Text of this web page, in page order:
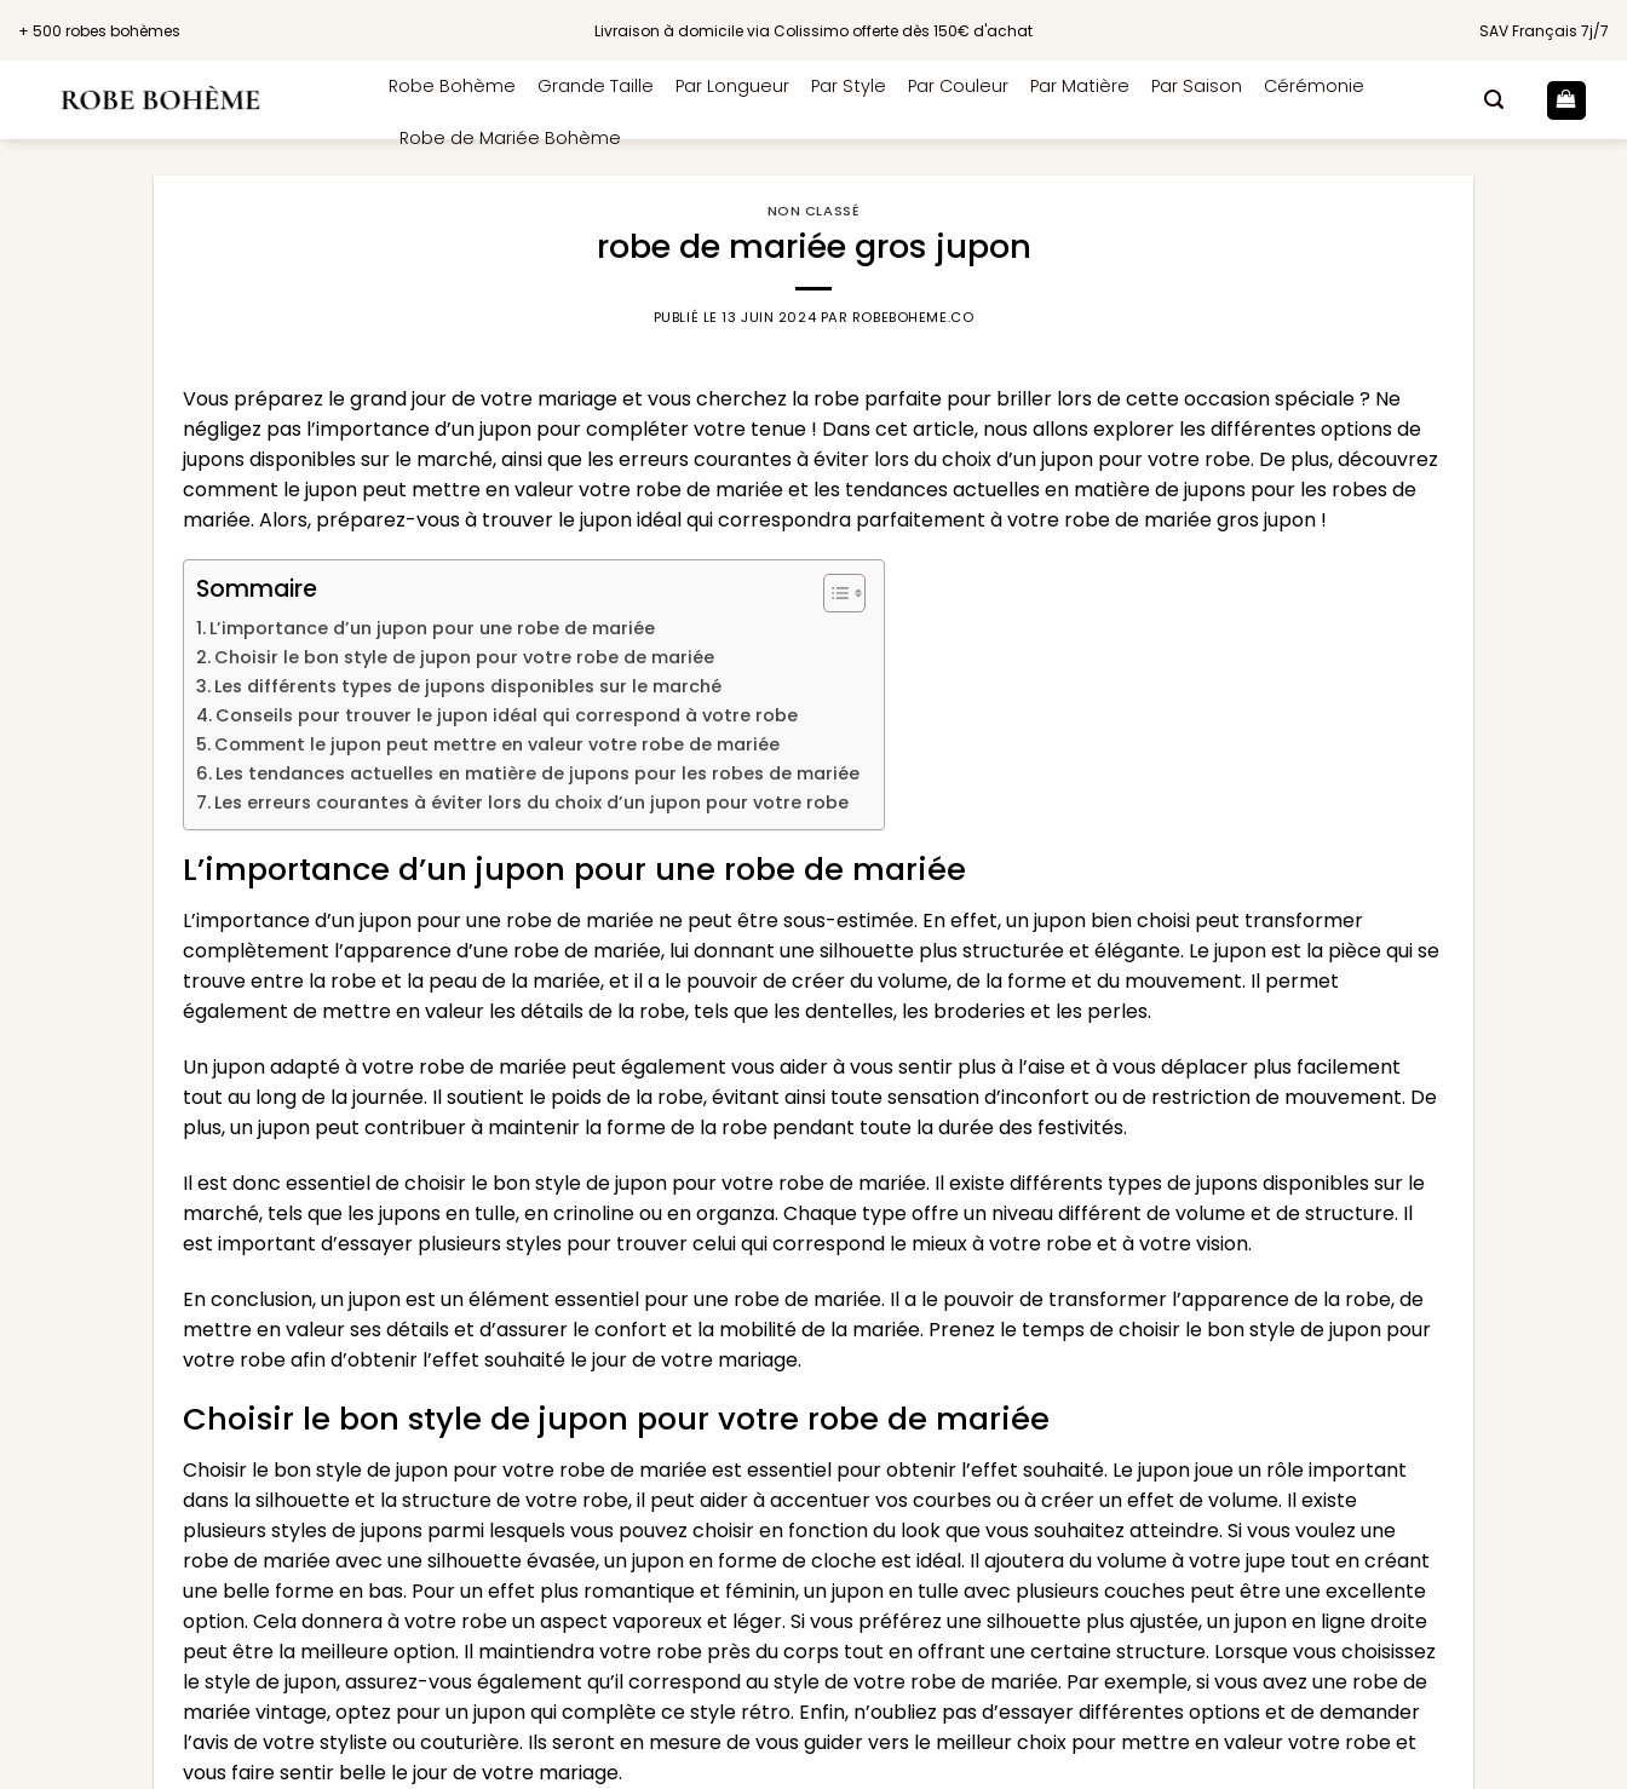
+ 500 robes bohèmes Livraison à domicile via Colissimo offerte dès 150€ d'achat SAV Français 7j/7
Robe Bohème Grande Taille Par Longueur Par Style Par Couleur Par Matière Par Saison Cérémonie
Robe de Mariée Bohème
NON CLASSÉ
robe de mariée gros jupon
PUBLIÉ LE13 JUIN 2024 PAR ROBEBOHEME.CO
Vous préparez le grand jour de votre mariage et vous cherchez la robe parfaite pour briller lors de cette occasion spéciale ? Ne
négligez pas l’importance d’un jupon pour compléter votre tenue ! Dans cet article, nous allons explorer les différentes options de
jupons disponibles sur le marché, ainsi que les erreurs courantes à éviter lors du choix d’un jupon pour votre robe. De plus, découvrez
comment le jupon peut mettre en valeur votre robe de mariée et les tendances actuelles en matière de jupons pour les robes de
mariée. Alors, préparez-vous à trouver le jupon idéal qui correspondra parfaitement à votre robe de mariée gros jupon !
Sommaire
L’importance d’un jupon pour une robe de mariée
Choisir le bon style de jupon pour votre robe de mariée
Les différents types de jupons disponibles sur le marché
Conseils pour trouver le jupon idéal qui correspond à votre robe
Comment le jupon peut mettre en valeur votre robe de mariée
Les tendances actuelles en matière de jupons pour les robes de mariée
Les erreurs courantes à éviter lors du choix d’un jupon pour votre robe
L’importance d’un jupon pour une robe de mariée
L’importance d’un jupon pour une robe de mariée ne peut être sous-estimée. En effet, un jupon bien choisi peut transformer
complètement l’apparence d’une robe de mariée, lui donnant une silhouette plus structurée et élégante. Le jupon est la pièce qui se
trouve entre la robe et la peau de la mariée, et il a le pouvoir de créer du volume, de la forme et du mouvement. Il permet
également de mettre en valeur les détails de la robe, tels que les dentelles, les broderies et les perles.
Un jupon adapté à votre robe de mariée peut également vous aider à vous sentir plus à l’aise et à vous déplacer plus facilement
tout au long de la journée. Il soutient le poids de la robe, évitant ainsi toute sensation d’inconfort ou de restriction de mouvement. De
plus, un jupon peut contribuer à maintenir la forme de la robe pendant toute la durée des festivités.
Il est donc essentiel de choisir le bon style de jupon pour votre robe de mariée. Il existe différents types de jupons disponibles sur le
marché, tels que les jupons en tulle, en crinoline ou en organza. Chaque type offre un niveau différent de volume et de structure. Il
est important d’essayer plusieurs styles pour trouver celui qui correspond le mieux à votre robe et à votre vision.
En conclusion, un jupon est un élément essentiel pour une robe de mariée. Il a le pouvoir de transformer l’apparence de la robe, de
mettre en valeur ses détails et d’assurer le confort et la mobilité de la mariée. Prenez le temps de choisir le bon style de jupon pour
votre robe afin d’obtenir l’effet souhaité le jour de votre mariage.
Choisir le bon style de jupon pour votre robe de mariée
Choisir le bon style de jupon pour votre robe de mariée est essentiel pour obtenir l’effet souhaité. Le jupon joue un rôle important
dans la silhouette et la structure de votre robe, il peut aider à accentuer vos courbes ou à créer un effet de volume. Il existe
plusieurs styles de jupons parmi lesquels vous pouvez choisir en fonction du look que vous souhaitez atteindre. Si vous voulez une
robe de mariée avec une silhouette évasée, un jupon en forme de cloche est idéal. Il ajoutera du volume à votre jupe tout en créant
une belle forme en bas. Pour un effet plus romantique et féminin, un jupon en tulle avec plusieurs couches peut être une excellente
option. Cela donnera à votre robe un aspect vaporeux et léger. Si vous préférez une silhouette plus ajustée, un jupon en ligne droite
peut être la meilleure option. Il maintiendra votre robe près du corps tout en offrant une certaine structure. Lorsque vous choisissez
le style de jupon, assurez-vous également qu’il correspond au style de votre robe de mariée. Par exemple, si vous avez une robe de
mariée vintage, optez pour un jupon qui complète ce style rétro. Enfin, n’oubliez pas d’essayer différentes options et de demander
l’avis de votre styliste ou couturière. Ils seront en mesure de vous guider vers le meilleur choix pour mettre en valeur votre robe et
vous faire sentir belle le jour de votre mariage.